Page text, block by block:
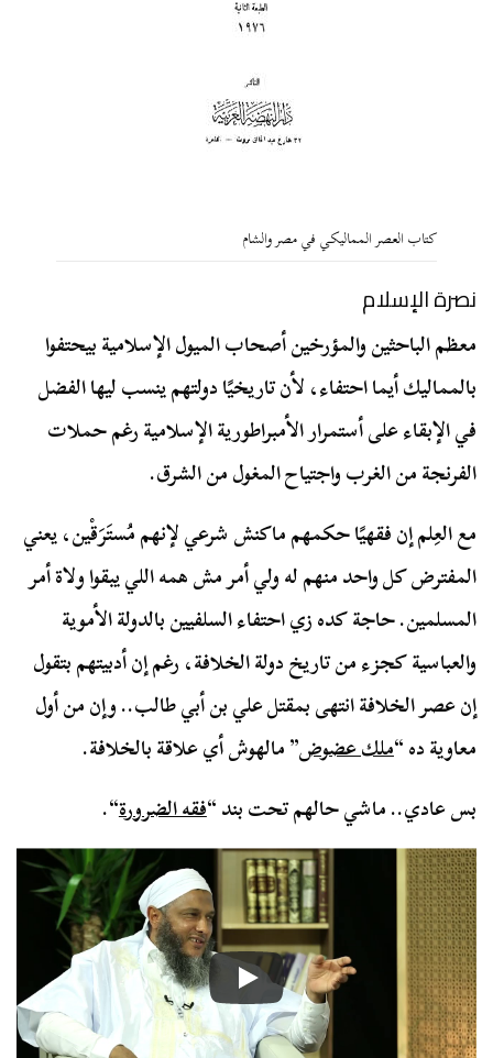
كتاب العصر المماليكي في مصر والشام
نصرة الإسلام
معظم الباحثين والمؤرخين أصحاب الميول الإسلامية بيحتفوا
بالمماليك أيما احتفاء، لأن تاريخيًا دولتهم ينسب ليها الفضل
في الإبقاء على أستمرار الأمبراطورية الإسلامية رغم حملات
الفرنجة من الغرب واجتياح المغول من الشرق.
مع العِلم إن فقهيًا حكمهم ماكنش شرعي لإنهم مُستَرَقْين، يعني
المفترض كل واحد منهم له ولي أمر مش همه اللي يبقوا ولاة أمر
المسلمين. حاجة كده زي احتفاء السلفيين بالدولة الأموية
والعباسية كجزء من تاريخ دولة الخلافة، رغم إن أدبيتهم بتقول
إن عصر الخلافة انتهى بمقتل علي بن أبي طالب.. وإن من أول
معاوية ده “ملك عضوض” مالهوش أي علاقة بالخلافة.
بس عادي.. ماشي حالهم تحت بند “فقه الضرورة“.